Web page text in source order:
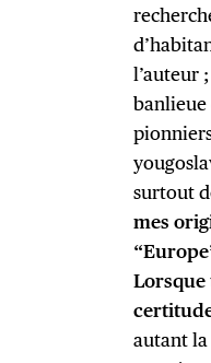
l’auteur
banlieue
surtout
mes
autant